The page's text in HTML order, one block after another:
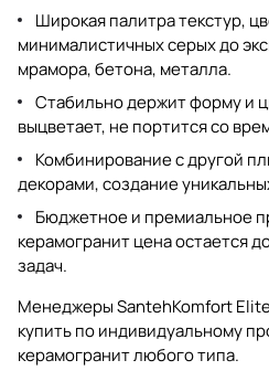
Широкая палитра текстур,
минималистичных серых до
мрамора, бетона, металла.
Стабильно держит форму и
выцветает, не портится со
Комбинирование с другой
декорами, создание
Бюджетное и премиальное
керамогранит ценаостается
задач.
Менеджеры SantehKomfort
купитьпо индивидуальному
керамогранитлюбого типа.